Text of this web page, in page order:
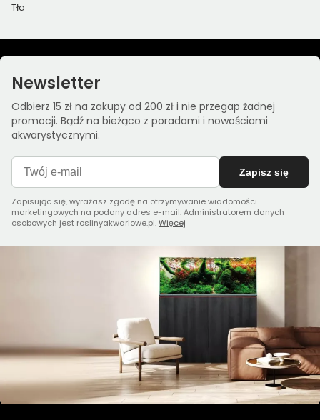
Tła
Newsletter
Odbierz 15 zł na zakupy od 200 zł i nie przegap żadnej
promocji. Bądź na bieżąco z poradami i nowościami
akwarystycznymi.
Zapisz się
Zapisując się, wyrażasz zgodę na otrzymywanie wiadomości
marketingowych na podany adres e-mail. Administratorem danych
osobowych jest roslinyakwariowe.pl.Więcej